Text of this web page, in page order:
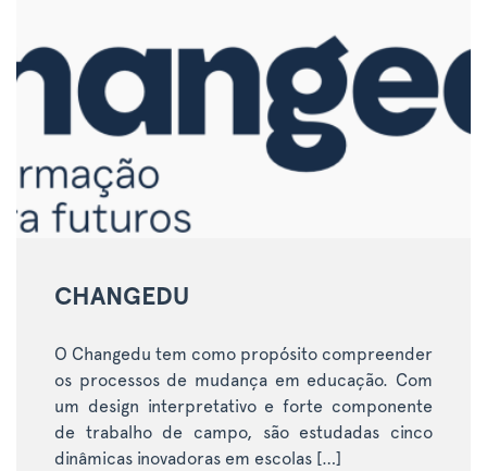
CHANGEDU
O Changedu tem como propósito compreender
os processos de mudança em educação. Com
um design interpretativo e forte componente
de trabalho de campo, são estudadas cinco
dinâmicas inovadoras em escolas […]